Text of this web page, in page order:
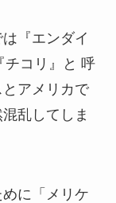
『エンダイ
チコリ』と 呼
アメリカで
乱してしま
に「メリケ